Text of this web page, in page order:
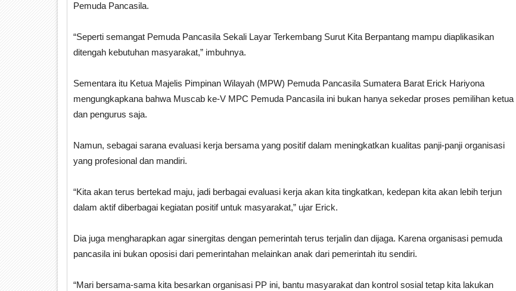
Pemuda Pancasila.
“Seperti semangat Pemuda Pancasila Sekali Layar Terkembang Surut Kita Berpantang mampu diaplikasikan
ditengah kebutuhan masyarakat,” imbuhnya.
Sementara itu Ketua Majelis Pimpinan Wilayah (MPW) Pemuda Pancasila Sumatera Barat Erick Hariyona
mengungkapkana bahwa Muscab ke-V MPC Pemuda Pancasila ini bukan hanya sekedar proses pemilihan ketua
dan pengurus saja.
Namun, sebagai sarana evaluasi kerja bersama yang positif dalam meningkatkan kualitas panji-panji organisasi
yang profesional dan mandiri.
“Kita akan terus bertekad maju, jadi berbagai evaluasi kerja akan kita tingkatkan, kedepan kita akan lebih terjun
dalam aktif diberbagai kegiatan positif untuk masyarakat,” ujar Erick.
Dia juga mengharapkan agar sinergitas dengan pemerintah terus terjalin dan dijaga. Karena organisasi pemuda
pancasila ini bukan oposisi dari pemerintahan melainkan anak dari pemerintah itu sendiri.
“Mari bersama-sama kita besarkan organisasi PP ini, bantu masyarakat dan kontrol sosial tetap kita lakukan